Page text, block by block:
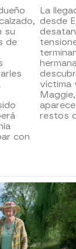
su
de
con
La
desde
víctima
restos